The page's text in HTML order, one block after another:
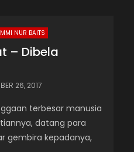
NUR BAITS
– Dibela
26, 2017
terbesar manusia
datang para
gembira kepadanya,